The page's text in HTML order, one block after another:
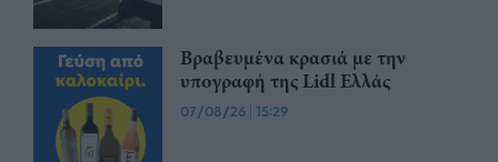
Βραβευμένα κρασιά με την
υπογραφή της Lidl Ελλάς
07/08/26 | 15:29